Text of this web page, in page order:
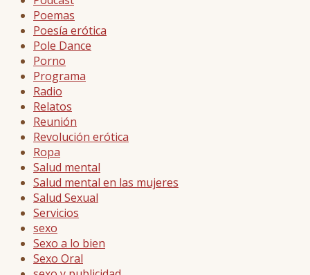
Poemas
Poesía erótica
Pole Dance
Porno
Programa
Radio
Relatos
Reunión
Revolución erótica
Ropa
Salud mental
Salud mental en las mujeres
Salud Sexual
Servicios
sexo
Sexo a lo bien
Sexo Oral